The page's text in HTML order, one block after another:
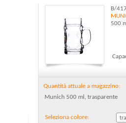
B/
500
Quantità attuale a magazzino:
Munich 500 ml, trasparente
Seleziona colore: